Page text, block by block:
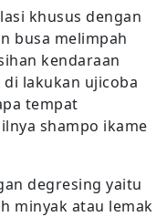
khusus dengan
busa melimpah
kendaraan
di lakukan ujicoba
tempat
shampo ikame
degresing yaitu
minyak atau lemak